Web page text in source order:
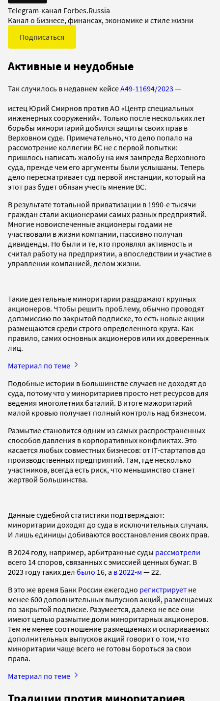
Telegram-канал Forbes.Russia
Канал о бизнесе, финансах, экономике и стиле жизни
Подписаться
Активные и неудобные
Так случилось в недавнем кейсеА49-11694/2023 —
истец Юрий Смирнов против АО «Центр специальных
инженерных сооружений». Только после нескольких лет
борьбы миноритарий добился защиты своих прав в
Верховном суде. Примечательно, что дело попало на
рассмотрение коллегии ВС не с первой попытки:
пришлось написать жалобу на имя зампреда Верховного
суда, прежде чем его аргументы были услышаны. Теперь
дело пересматривает суд первой инстанции, который на
этот раз будет обязан учесть мнение ВС.
В результате тотальной приватизации в 1990-е тысячи
граждан стали акционерами самых разных предприятий.
Многие новоиспеченные акционеры годами не
участвовали в жизни компании, пассивно получая
дивиденды. Но были и те, кто проявлял активность и
считал работу на предприятии, а впоследствии и участие в
управлении компанией, делом жизни.
Такие деятельные миноритарии раздражают крупных
акционеров. Чтобы решить проблему, обычно проводят
допэмиссию по закрытой подписке, то есть новые акции
размещаются среди строго определенного круга. Как
правило, самих основных акционеров или их доверенных
лиц.
Материал по теме
Подобные истории в большинстве случаев не доходят до
суда, потому что у миноритариев просто нет ресурсов для
ведения многолетних баталий. В итоге мажоритарий
малой кровью получает полный контроль над бизнесом.
Размытие становится одним из самых распространенных
способов давления в корпоративных конфликтах. Это
касается любых совместных бизнесов: от IT-стартапов до
производственных предприятий. Там, где несколько
участников, всегда есть риск, что меньшинство станет
жертвой большинства.
Данные судебной статистики подтверждают:
миноритарии доходят до суда в исключительных случаях.
И лишь единицы добиваются восстановления своих прав.
В 2024 году, например, арбитражные суды рассмотрели
всего 14 споров, связанных с эмиссией ценных бумаг. В
2023 году таких дел было 16, а в 2022-м — 22.
В это же время Банк России ежегодно регистрирует не
менее 600 дополнительных выпусков акций, размещаемых
по закрытой подписке. Разумеется, далеко не все они
имеют целью размытие доли миноритарных акционеров.
Тем не менее соотношение размещаемых и оспариваемых
дополнительных выпусков акций говорит о том, что
миноритарии чаще всего не готовы бороться за свои
права.
Материал по теме